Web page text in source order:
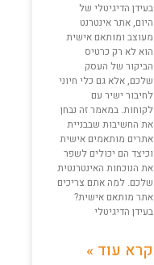
בעידן הדיגיטלי של
היום, אתר אינטרנט
מעוצב ומותאם אישית
הוא לא רק כרטיס
הביקור של העסק
שלכם, אלא גם כלי חיוני
לחיבור ישיר עם
לקוחות. במאמר זה נבחן
את החשיבות שבבניית
אתרים מותאמים אישית
וכיצד הם יכולים לשפר
את הנוכחות האינטרנטית
שלכם. למה אתם צריכים
אתר מותאם אישית?
בעידן הדיגיטלי
קרא עוד »